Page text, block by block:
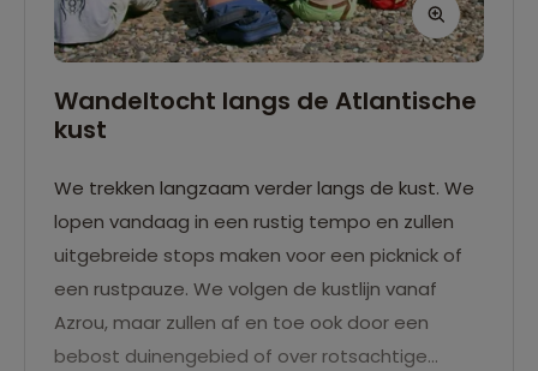
Wandeltocht langs de Atlantische
kust
We trekken langzaam verder langs de kust. We
lopen vandaag in een rustig tempo en zullen
uitgebreide stops maken voor een picknick of
een rustpauze. We volgen de kustlijn vanaf
Azrou, maar zullen af en toe ook door een
bebost duinengebied of over rotsachtige